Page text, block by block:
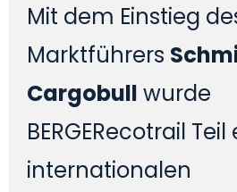
Mit dem Einstieg
Marktführers
Cargobull wurde
BERGERecotrail Teil
internationalen